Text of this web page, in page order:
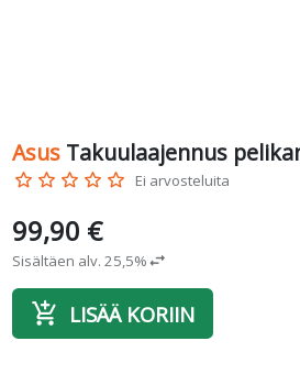
Asus Takuulaajennus
star_border star_border star_border star_border star_border Ei arvosteluita
99,90 €
Sisältäen alv. 25,5%swap_horiz
add_shopping_cart LISÄÄ KORIIN